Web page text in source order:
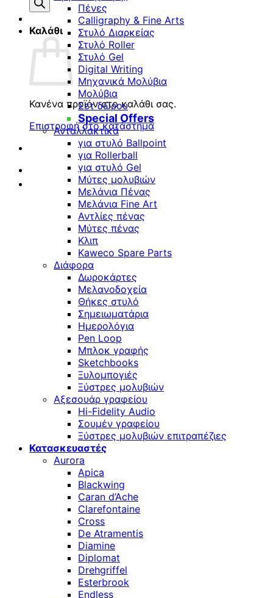
Καλάθι
Κανένα προϊόν στο καλάθι σας.
Επιστροφή στο κατάστημα
Πένες
Calligraphy & Fine Arts
Στυλό Διαρκείας
Στυλό Roller
Στυλό Gel
Digital Writing
Μηχανικά Μολύβια
Μολύβια
Σετ δώρου
Special Offers
Ανταλλακτικά
για στυλό Ballpoint
για Rollerball
για στυλό Gel
Μύτες μολυβιών
Μελάνια Πένας
Μελάνια Fine Art
Αντλίες πένας
Μύτες πένας
Κλιπ
Kaweco Spare Parts
Διάφορα
Δωροκάρτες
Μελανοδοχεία
Θήκες στυλό
Σημειωματάρια
Ημερολόγια
Pen Loop
Μπλοκ γραφής
Sketchbooks
Ξυλομπογιές
Ξύστρες μολυβιών
Αξεσουάρ γραφείου
Hi-Fidelity Audio
Σουμέν γραφείου
Ξύστρες μολυβιών επιτραπέζιες
Κατασκευαστές
Aurora
Apica
Blackwing
Caran d’Ache
Clarefontaine
Cross
De Atramentis
Diamine
Diplomat
Drehgriffel
Esterbrook
Endless